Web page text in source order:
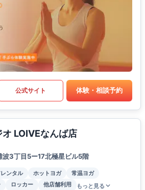
公式サイト 体験・相談予約
LOIVEなんば店
波3丁目5ー17北極星ビル5階
ンタル ホットヨガ
常温ヨガ
ロッカー 他店舗利用 もっと見る